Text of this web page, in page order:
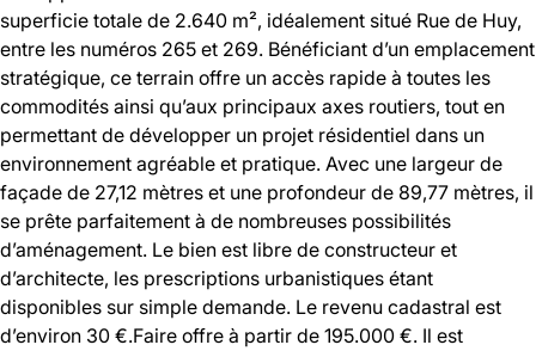
superficie totale de 2.640 m², idéalement situé Rue de Huy,
entre les numéros 265 et 269. Bénéficiant d’un emplacement
stratégique, ce terrain offre un accès rapide à toutes les
commodités ainsi qu’aux principaux axes routiers, tout en
permettant de développer un projet résidentiel dans un
environnement agréable et pratique. Avec une largeur de
façade de 27,12 mètres et une profondeur de 89,77 mètres, il
se prête parfaitement à de nombreuses possibilités
d’aménagement. Le bien est libre de constructeur et
d’architecte, les prescriptions urbanistiques étant
disponibles sur simple demande. Le revenu cadastral est
d’environ 30 €.Faire offre à partir de 195.000 €. Il est